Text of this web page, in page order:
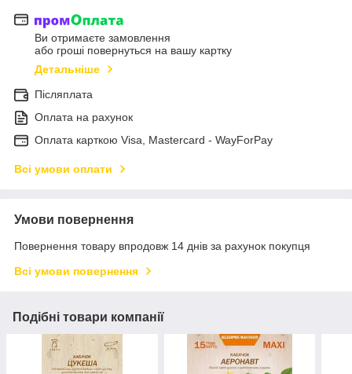
Ви отримаєте замовлення
або гроші повернуться на вашу картку
Детальніше
Післяплата
Оплата на рахунок
Оплата карткою Visa, Mastercard - WayForPay
Всі умови оплати
Умови повернення
Повернення товару впродовж 14 днів за рахунок покупця
Всі умови повернення
Подібні товари компанії